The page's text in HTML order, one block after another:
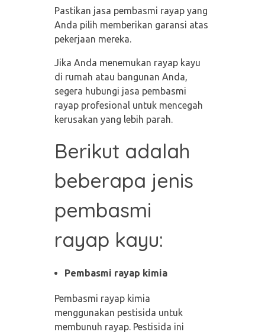
Pastikan jasa pembasmi rayap yang
Anda pilih memberikan garansi atas
pekerjaan mereka.
Jika Anda menemukan rayap kayu
di rumah atau bangunan Anda,
segera hubungi jasa pembasmi
rayap profesional untuk mencegah
kerusakan yang lebih parah.
Berikut adalah
beberapa jenis
pembasmi
rayap kayu:
Pembasmi rayap kimia
Pembasmi rayap kimia
menggunakan pestisida untuk
membunuh rayap. Pestisida ini